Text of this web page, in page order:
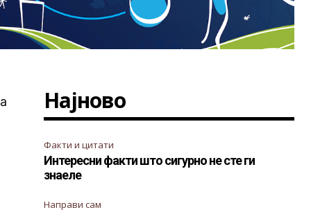
Најново
Факти и цитати
Интересни факти што сигурно не сте ги
знаеле
Направи сам